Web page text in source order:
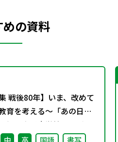
めの資料
集 戦後80年】いま、改めて
育を考える〜「あの日」
り継ぐ本川小学校の子ども